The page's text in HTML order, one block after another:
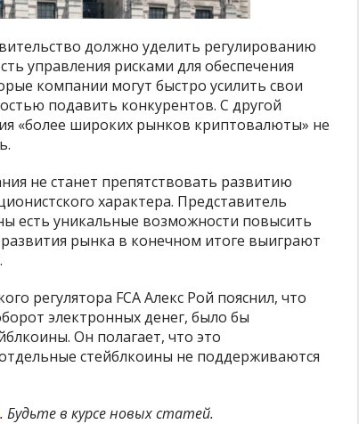
должно уделить регулированию
управления рисками для обеспечения
компании могут быстро усилить свои
подавить конкурентов. С другой
«более широких рынков криптовалюты» не
не станет препятствовать развитию
характера. Представитель
есть уникальные возможности повысить
рынка в конечном итоге выиграют
регулятора FCA Алекс Рой пояснил, что
электронных денег, было бы
Он полагает, что это
стейблкоины не поддерживаются
. Будьте в курсе новых статей.